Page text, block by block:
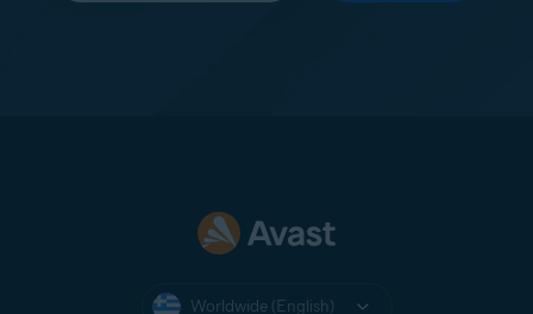
Worldwide (English)